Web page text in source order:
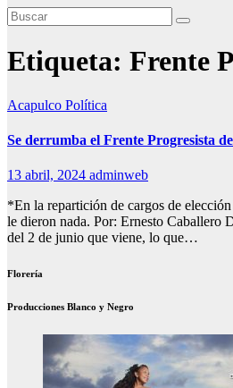
Etiqueta: Frente
Acapulco Política
Se derrumba el Frente Progresista
13 abril, 2024 adminweb
*En la repartición de cargos de
le dieron nada. Por: Ernesto Caballero
del 2 de junio que viene, lo que…
Florería
Producciones Blanco y Negro